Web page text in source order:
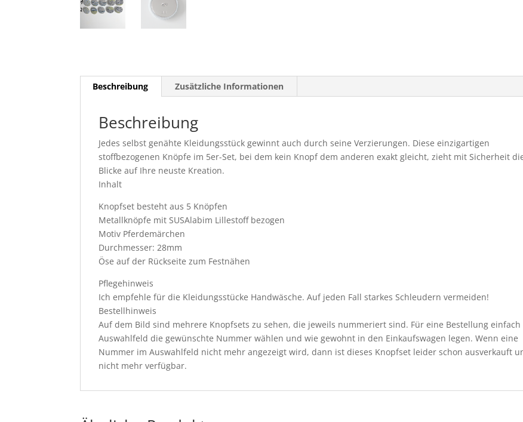
Beschreibung Zusätzliche Informationen
Beschreibung
Jedes selbst genähte Kleidungsstück gewinnt auch durch seine Verzierungen. Diese einzigartigen
stoffbezogenen Knöpfe im 5er-Set, bei dem kein Knopf dem anderen exakt gleicht, zieht mit Sicherheit
Blicke auf Ihre neuste Kreation.
Inhalt
Knopfset besteht aus 5 Knöpfen
Metallknöpfe mit SUSAlabim Lillestoff bezogen
Motiv Pferdemärchen
Durchmesser: 28mm
Öse auf der Rückseite zum Festnähen
Pflegehinweis
Ich empfehle für die Kleidungsstücke Handwäsche. Auf jeden Fall starkes Schleudern vermeiden!
Bestellhinweis
Auf dem Bild sind mehrere Knopfsets zu sehen, die jeweils nummeriert sind. Für eine Bestellung einfach
Auswahlfeld die gewünschte Nummer wählen und wie gewohnt in den Einkaufswagen legen. Wenn eine
Nummer im Auswahlfeld nicht mehr angezeigt wird, dann ist dieses Knopfset leider schon ausverkauft
nicht mehr verfügbar.